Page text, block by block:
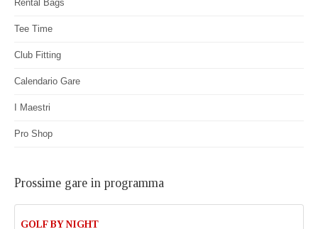
Rental Bags
Tee Time
Club Fitting
Calendario Gare
I Maestri
Pro Shop
Prossime gare in programma
GOLF BY NIGHT